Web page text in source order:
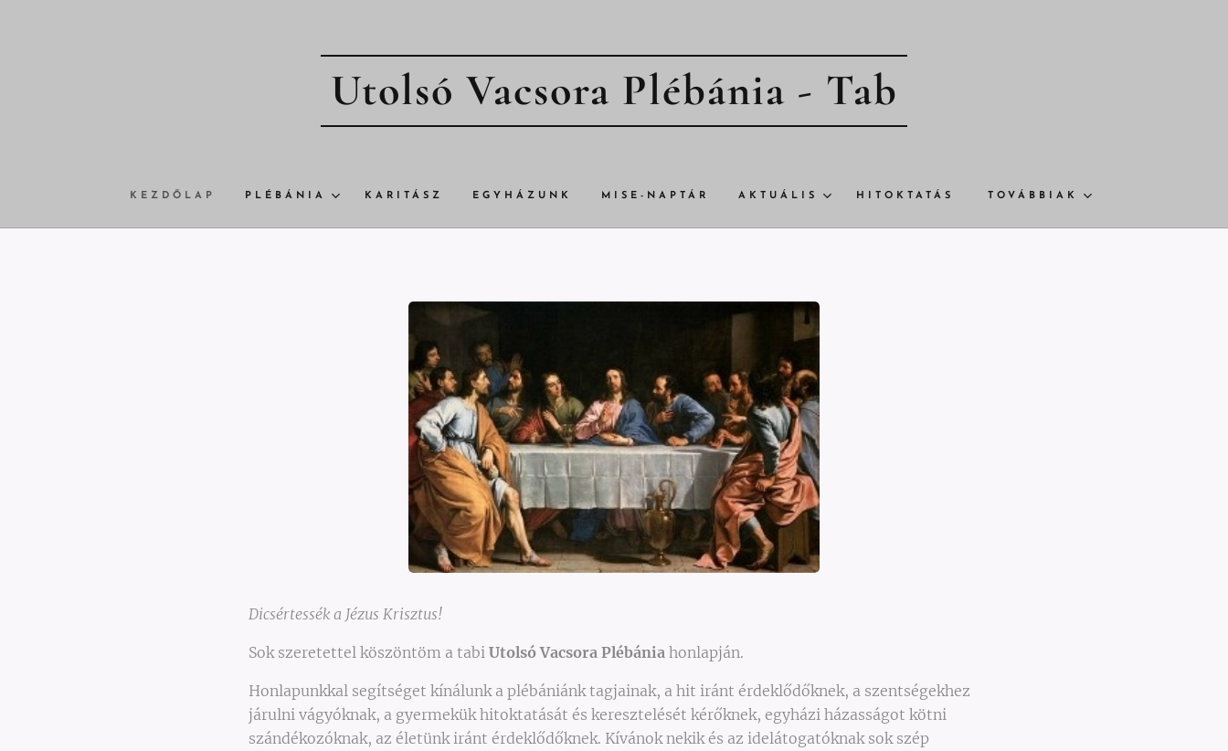
Utolsó Vacsora Plébánia - Tab
KEZDŐLAP PLÉBÁNIA KARITÁSZ EGYHÁZUNK MISE-NAPTÁR AKTUÁLIS HITOKTATÁS TOVÁBBIAK
Dicsértessék a Jézus Krisztus!
Sok szeretettel köszöntöm a tabi Utolsó Vacsora Plébánia honlapján.
Honlapunkkal segítséget kínálunk a plébániánk tagjainak, a hit iránt érdeklődőknek, a szentségekhez
járulni vágyóknak, a gyermekük hitoktatását és keresztelését kérőknek, egyházi házasságot kötni
szándékozóknak, az életünk iránt érdeklődőknek. Kívánok nekik és az idelátogatóknak sok szép